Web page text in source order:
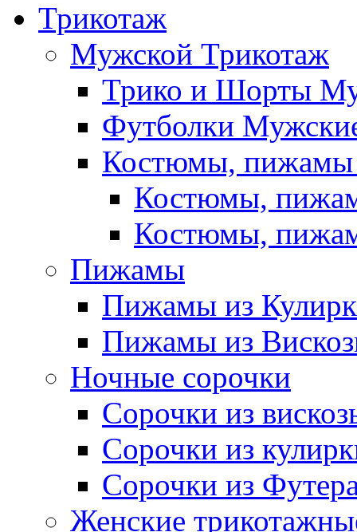
Трикотаж
Мужской Трикотаж
Трико и Шорты
Футболки
Костюмы, пижамы
Костюмы,
Костюмы,
Пижамы
Пижамы из
Пижамы из
Ночные сорочки
Сорочки из
Сорочки из
Сорочки из
Женские